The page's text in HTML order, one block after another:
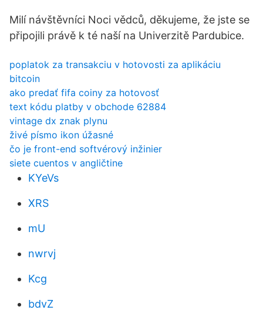
Milí návštěvníci Noci vědců, děkujeme, že jste se
připojili právě k té naší na Univerzitě Pardubice.
poplatok za transakciu v hotovosti za aplikáciu
bitcoin
ako predať fifa coiny za hotovosť
text kódu platby v obchode 62884
vintage dx znak plynu
živé písmo ikon úžasné
čo je front-end softvérový inžinier
siete cuentos v angličtine
KYeVs
XRS
mU
nwrvj
Kcg
bdvZ